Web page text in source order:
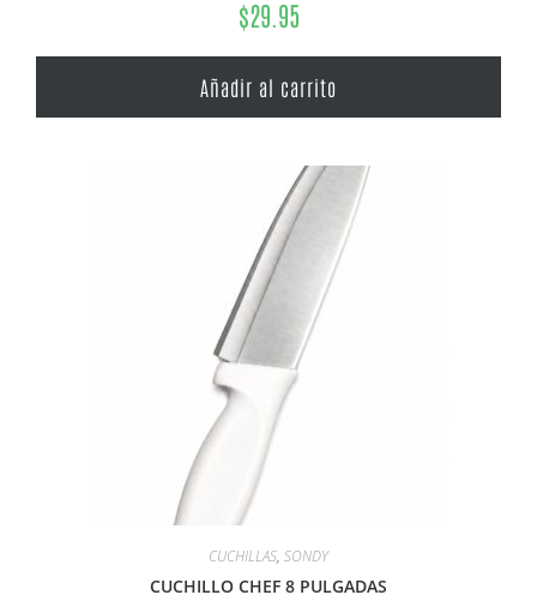
$29.95
Añadir al carrito
CUCHILLAS, SONDY
CUCHILLO CHEF 8 PULGADAS